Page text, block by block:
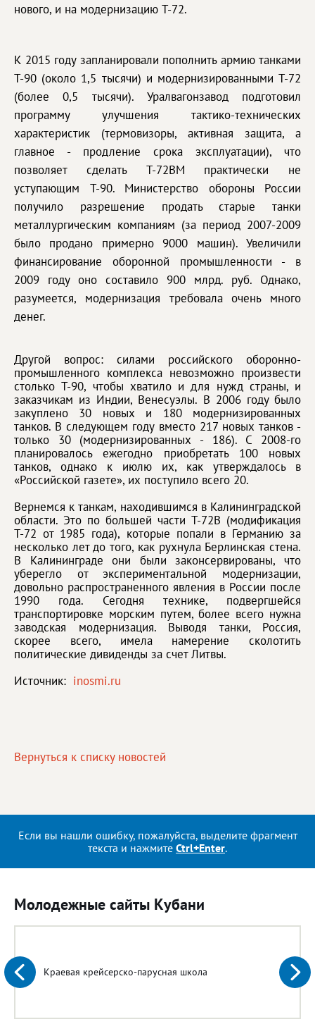
нового, и на модернизацию T-72.
К 2015 году запланировали пополнить армию танками
T-90 (около 1,5 тысячи) и модернизированными T-72
(более 0,5 тысячи). Уралвагонзавод подготовил
программу улучшения тактико-технических
характеристик (термовизоры, активная защита, а
главное - продление срока эксплуатации), что
позволяет сделать T-72BM практически не
уступающим T-90. Министерство обороны России
получило разрешение продать старые танки
металлургическим компаниям (за период 2007-2009
было продано примерно 9000 машин). Увеличили
финансирование оборонной промышленности - в
2009 году оно составило 900 млрд. руб. Однако,
разумеется, модернизация требовала очень много
денег.
Другой вопрос: силами российского оборонно-
промышленного комплекса невозможно произвести
столько T-90, чтобы хватило и для нужд страны, и
заказчикам из Индии, Венесуэлы. В 2006 году было
закуплено 30 новых и 180 модернизированных
танков. В следующем году вместо 217 новых танков -
только 30 (модернизированных - 186). С 2008-го
планировалось ежегодно приобретать 100 новых
танков, однако к июлю их, как утверждалось в
«Российской газете», их поступило всего 20.
Вернемся к танкам, находившимся в Калининградской
области. Это по большей части T-72B (модификация
Т-72 от 1985 года), которые попали в Германию за
несколько лет до того, как рухнула Берлинская стена.
В Калининграде они были законсервированы, что
уберегло от экспериментальной модернизации,
довольно распространенного явления в России после
1990 года. Сегодня технике, подвергшейся
транспортировке морским путем, более всего нужна
заводская модернизация. Выводя танки, Россия,
скорее всего, имела намерение сколотить
политические дивиденды за счет Литвы.
Источник: inosmi.ru
Вернуться к списку новостей
Если вы нашли ошибку, пожалуйста, выделите фрагмент
текста и нажмите Ctrl+Enter.
Молодежные сайты Кубани
Краевая крейсерско-парусная школа